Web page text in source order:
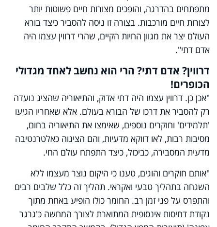
מתפתחים בהדרגה, והופכים מצורות חיים פשוטות יותר
לצורות חיים מורכבות. בצורה זו ניסה להסביר כיצד בורא
העולם יצר את מגוון החיות הקיים, שהרי דרווין עצמו היה
אדם דתי".
דרווין? אדם דתי? הרי הוא נחשב לאחד מגדולי
הכופרים!
"אכן כן. דרווין עצמו היה דתי אדוק, והתיאוריה שהציג נועדה
רק להסביר את דרכו של הבורא בעולם. אלא שאחריו הגיעו
'תלמידים' וחוקרים נוספים, שאימצו את התיאוריה בחום,
מסיבות רבות, לאו דווקא מדעיות, והם הציגוה כאלטרנטיבה
מדעית המסבירה, כביכול, כיצד התפתח עולם החי.
"אותם חוקרים והוגים, טענו כי היקום נוצר מעצמו ללא
השגחה בתהליך טבעי ואקראי. תהליך זה כלל שלבים רבים
והתפרס על פני זמן רב. החומר כולו הופיע באחת מתוך
נקודת דחיסות אינסופית המתוארת לצורך המחשה כ'גרגר